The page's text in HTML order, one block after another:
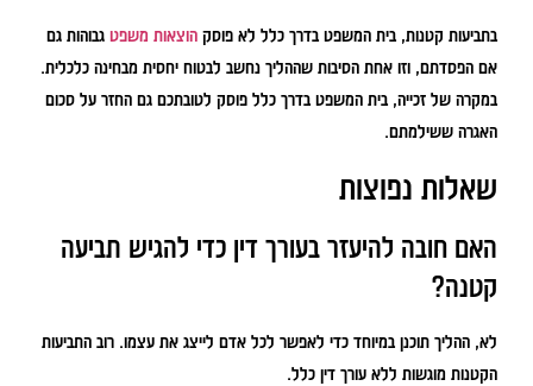
בתביעות קטנות, בית המשפט בדרך כלל לא פוסק הוצאות משפט גבוהות גם
אם הפסדתם, וזו אחת הסיבות שההליך נחשב לבטוח יחסית מבחינה כלכלית.
במקרה של זכייה, בית המשפט בדרך כלל פוסק לטובתכם גם החזר על סכום
האגרה ששילמתם.
שאלות נפוצות
האם חובה להיעזר בעורך דין כדי להגיש תביעה
קטנה?
לא, ההליך תוכנן במיוחד כדי לאפשר לכל אדם לייצג את עצמו. רוב התביעות
הקטנות מוגשות ללא עורך דין כלל.